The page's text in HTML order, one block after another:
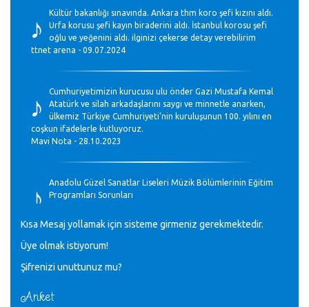
♪
Kültür bakanlığı sınavında. Ankara thm koro şefi kızını aldı.
Urfa korusu şefi kayın biraderini aldı. İstanbul korosu şefi
oğlu ve yeğenini aldı. ilginizi çekerse detay verebilirim
ttnet arena - 09.07.2024
♪
Cumhuriyetimizin kurucusu ulu önder Gazi Mustafa Kemal
Atatürk ve silah arkadaşlarını saygı ve minnetle anarken,
ülkemiz Türkiye Cumhuriyeti’nin kuruluşunun 100. yılını en
coşkun ifadelerle kutluyoruz.
Mavi Nota - 28.10.2023
♪
Anadolu Güzel Sanatlar Liseleri Müzik Bölümlerinin Eğitim
Programları Sorunları
♪
GEÇMİŞ OLSUN TÜRKİYE!
Mavi Nota - 07.02.2023
30 yıl sonra karşılaşmak çok güzel Kurtuluş, teveccüh
Kısa Mesaj yollamak için sisteme girmeniz gerekmektedir.
Üye olmak istiyorum!
Şifrenizi unuttunuz mu?
Anket